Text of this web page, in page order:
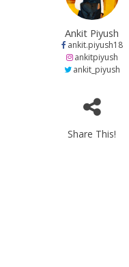
Ankit Piyush
ankit.piyush18
ankitpiyush
ankit_piyush
Share This!